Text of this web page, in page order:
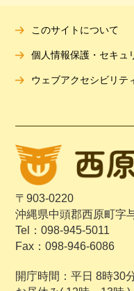
〒903-0220
沖縄県中頭郡西原町字
Tel：098-945-5011
Fax：098-946-6086
開庁時間：平日 8時30
このサイトについて
個人情報保護・セキュ
ウェブアクセシビリテ